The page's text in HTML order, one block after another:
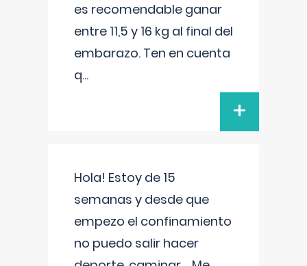
es recomendable ganar
entre 11,5 y 16 kg al final del
embarazo. Ten en cuenta
q...
+
Hola! Estoy de 15
semanas y desde que
empezo el confinamiento
no puedo salir hacer